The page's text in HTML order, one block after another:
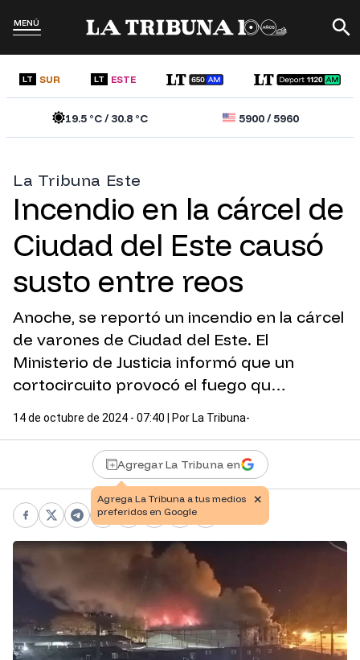
MENÚ
LT SUR LT ESTE
19.5°C /30.8°C 5900/5960
La Tribuna Este
Incendio en la cárcel de
Ciudad del Este causó
susto entre reos
Anoche, se reportó un incendio en la cárcel
de varones de Ciudad del Este. El
Ministerio de Justicia informó que un
cortocircuito provocó el fuego qu…
14 de octubre de 2024 - 07:40 | Por La Tribuna-
Agregar La Tribuna en
Facebook
X Telegram
WhatsApp
Pinterest
LinkedIn
PrintCopy link